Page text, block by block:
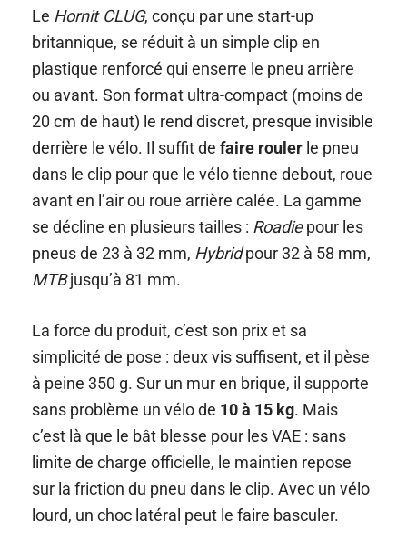
Le Hornit CLUG, conçu par une start-up
britannique, se réduit à un simple clip en
plastique renforcé qui enserre le pneu arrière
ou avant. Son format ultra-compact (moins de
20 cm de haut) le rend discret, presque invisible
derrière le vélo. Il suffit defaire rouler le pneu
dans le clip pour que le vélo tienne debout, roue
avant en l’air ou roue arrière calée. La gamme
se décline en plusieurs tailles : Roadiepour les
pneus de 23 à 32 mm, Hybridpour 32 à 58 mm,
MTBjusqu’à 81 mm.
La force du produit, c’est son prix et sa
simplicité de pose : deux vis suffisent, et il pèse
à peine 350 g. Sur un mur en brique, il supporte
sans problème un vélo de 10 à 15 kg. Mais
c’est là que le bât blesse pour les VAE : sans
limite de charge officielle, le maintien repose
sur la friction du pneu dans le clip. Avec un vélo
lourd, un choc latéral peut le faire basculer.